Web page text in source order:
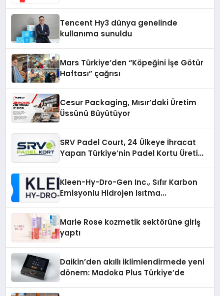
Tencent Hy3 dünya genelinde
kullanıma sunuldu
Mars Türkiye’den “Köpeğini İşe Götür
Haftası” çağrısı
Cesur Packaging, Mısır’daki Üretim
Üssünü Büyütüyor
SRV Padel Court, 24 Ülkeye İhracat
Yapan Türkiye’nin Padel Kortu Üretim
Kleen-Hy-Dro-Gen Inc., Sıfır Karbon
Emisyonlu Hidrojen Isıtma
Marie Rose kozmetik sektörüne giriş
yaptı
Daikin’den akıllı iklimlendirmede yeni
dönem: Madoka Plus Türkiye’de